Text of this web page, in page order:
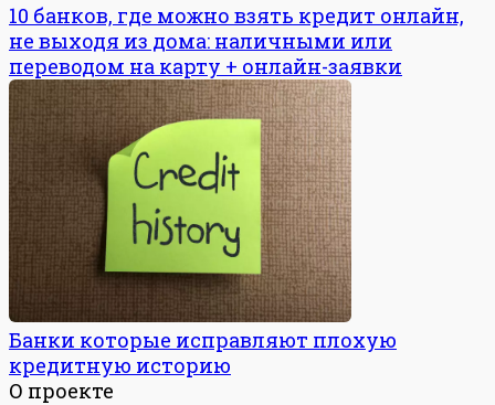
10 банков, где можно взять кредит онлайн,
не выходя из дома: наличными или
переводом на карту + онлайн-заявки
Банки которые исправляют плохую
кредитную историю
О проекте